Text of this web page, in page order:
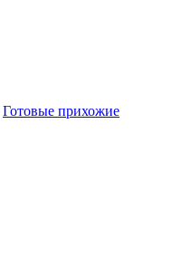
Готовые прихожие